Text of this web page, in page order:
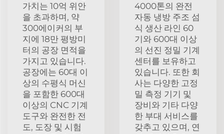
가치는 10억 위안
을 초과하며, 약
300에이커의 부
지에 18만 평방미
터의 공장 면적을
가지고 있습니다.
공장에는 60대 이
상의 수평식 머신
을 포함한 600대
이상의 CNC 기계
도구와 완전한 전
도, 도장 및 시험
4000톤의 완전
자동 냉방 주조 섬
식 생산 라인 60
기와 600대 이상
의 선진 정밀 기계
센터를 보유하고
있습니다. 또한 회
사는 다양한 고정
밀 측정 기기 및
장비와 기타 다양
한 부대 서비스를
갖추고 있으며, 연